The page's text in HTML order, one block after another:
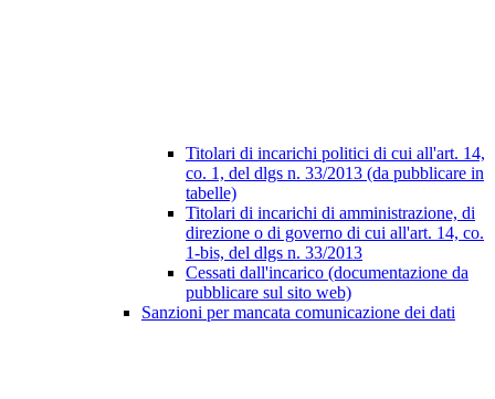
Titolari di incarichi politici di cui all'art. 14,
co. 1, del dlgs n. 33/2013 (da pubblicare in
tabelle)
Titolari di incarichi di amministrazione, di
direzione o di governo di cui all'art. 14, co.
1-bis, del dlgs n. 33/2013
Cessati dall'incarico (documentazione da
pubblicare sul sito web)
Sanzioni per mancata comunicazione dei dati